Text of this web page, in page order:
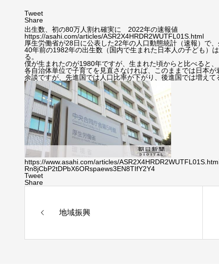
Tweet
Share
出生数、初の80万人割れ確実に 2022年の速報値
https://asahi.com/articles/ASR2X4HRDR2WUTFL01S.html
厚生労働省が28日に公表した22年の人口動態統計（速報）で
40年前の1982年の出生数（国内で生まれた日本人の子ども）
る。
僕が生まれたのが1980年ですが、生まれた頃からと比べると
各自治体単位で子育てを見直さなければ、このままでは日本
余談ですが、先進国では人口比率が下がり、後進国では増え
https://www.asahi.com/articles/
Rn8jCbP2tDPbX6ORspaews3EN8TIfY2Y4
Tweet
Share
地域振興